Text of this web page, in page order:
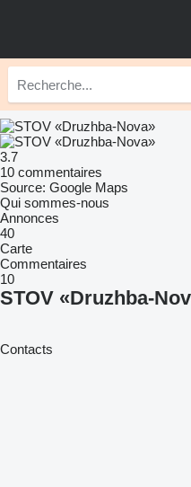
3.7
10 commentaires
Source: Google Maps
Qui sommes-nous
Annonces
40
Carte
Commentaires
10
STOV «Druzhba-
Contacts